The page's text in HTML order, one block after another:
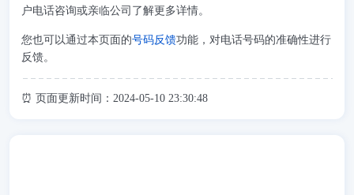
户电话咨询或亲临公司了解更多详情。
您也可以通过本页面的号码反馈功能，对电话号码的准确性进行
反馈。
⏰ 页面更新时间：2024-05-10 23:30:48